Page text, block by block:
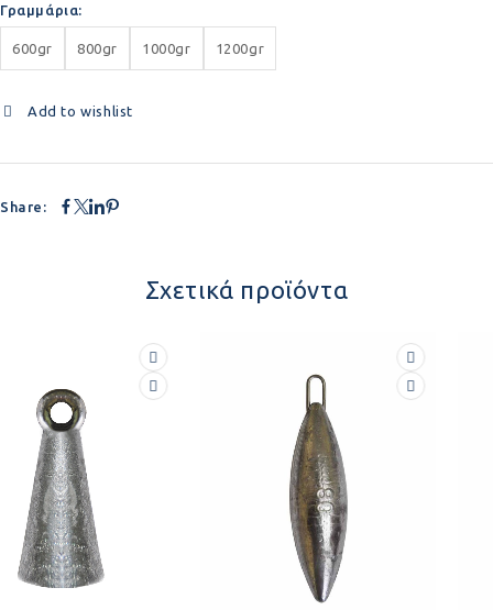
Γραμμάρια
600gr 800gr 1000gr 1200gr
Add to wishlist
Share:
Σχετικά προϊόντα